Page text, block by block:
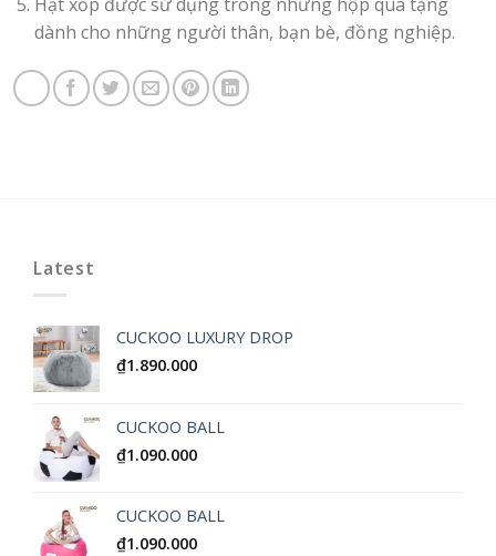
dành cho những người thân, bạn bè, đồng nghiệp.
Latest
CUCKOO LUXURY DROP
₫1.890.000
CUCKOO BALL
₫1.090.000
CUCKOO BALL
₫1.090.000